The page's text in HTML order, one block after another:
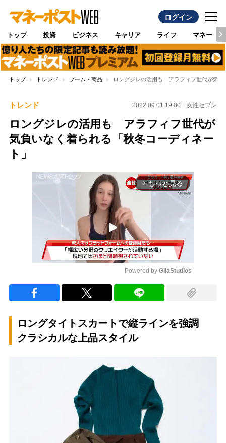
ログイン
トップ 投資 ビジネス キャリア ライフ マネー
トップ トレンド ブーム・商品 ロングジレの活用も アラフィフ世代が気負
トレンド 2022.09.01 19:00 女性セブン
ロングジレの活用も アラフィフ世代が
気負いなく着られる「秋冬コーディネー
ト」
arrow_forward_ios もっと見る
Powered by GliaStudios
ロングタイトスカートで縦ラインを強調
クラシカルな上品スタイル